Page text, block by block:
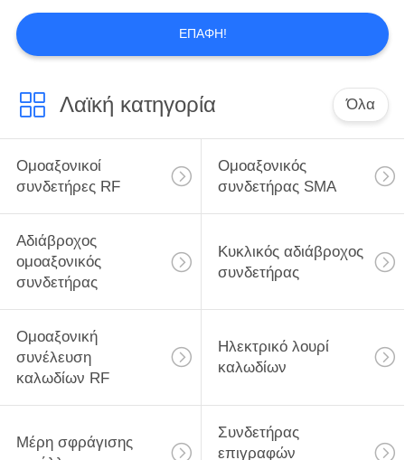
ΕΠΑΦΉ!
Λαϊκή κατηγορία Όλα
Ομοαξονικοί
συνδετήρες RF
Ομοαξονικός
συνδετήρας SMA
Αδιάβροχος
ομοαξονικός
συνδετήρας
Κυκλικός αδιάβροχος
συνδετήρας
Ομοαξονική
συνέλευση
καλωδίων RF
Ηλεκτρικό λουρί
καλωδίων
Μέρη σφράγισης
Συνδετήρας
επιγραφών